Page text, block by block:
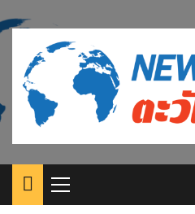
to
content
Primary
Menu